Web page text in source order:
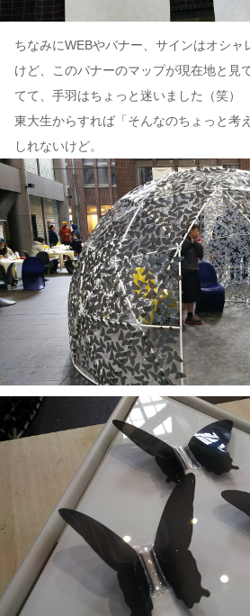
ちなみにWEBやバナー、サインはオシャ
けど、このバナーのマップが現在地と見
てて、手羽はちょっと迷いました（笑）
東大生からすれば「そんなのちょっと考
しれないけど。